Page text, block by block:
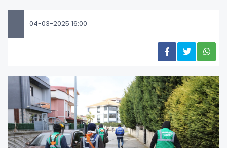
04-03-2025 16:00